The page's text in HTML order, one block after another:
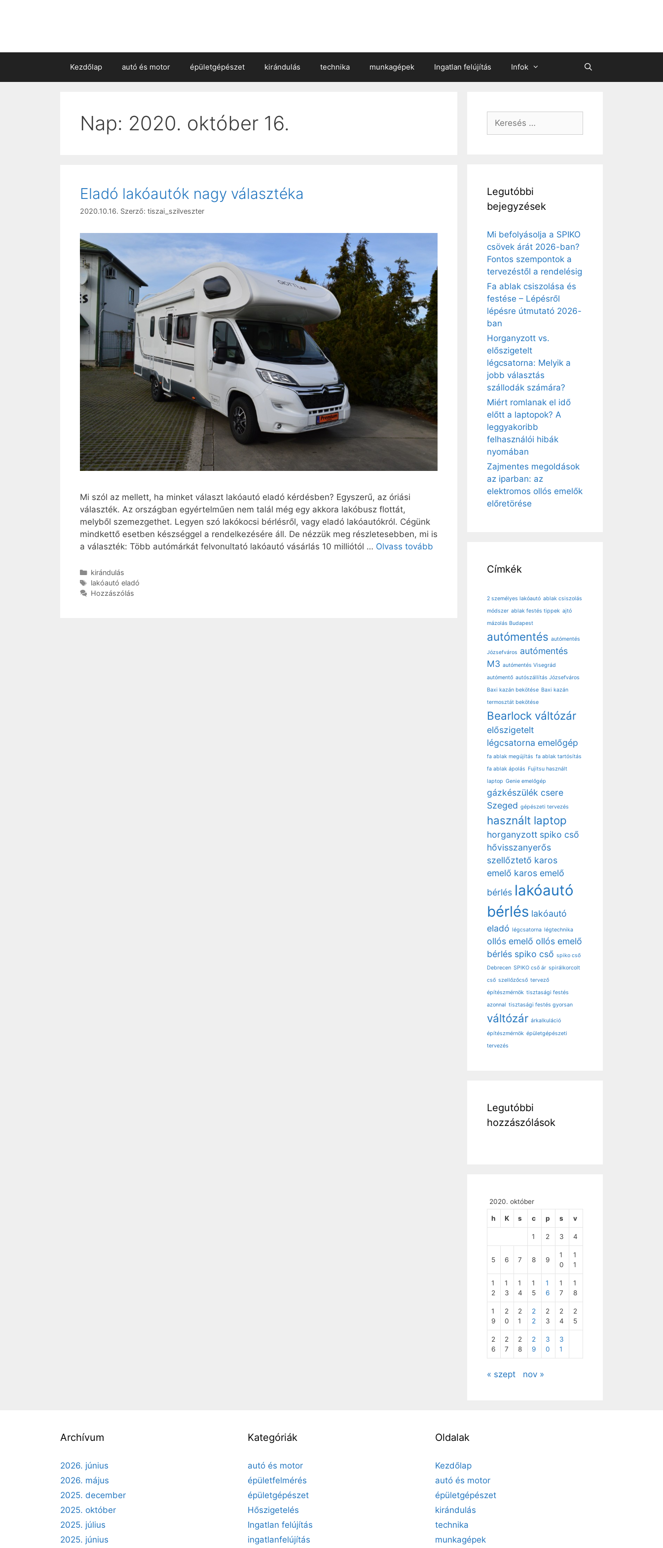
Kezdőlap autó és motor épületgépészet kirándulás technika munkagépek Ingatlan felújítás Infok
Nap: 2020. október 16.
Eladó lakóautók nagy választéka
2020.10.16. Szerző: tiszai_szilveszter
Mi szól az mellett, ha minket választ lakóautó eladó kérdésben? Egyszerű, az óriási
választék. Az országban egyértelműen nem talál még egy akkora lakóbusz flottát,
melyből szemezgethet. Legyen szó lakókocsi bérlésről, vagy eladó lakóautókról. Cégünk
mindkettő esetben készséggel a rendelkezésére áll. De nézzük meg részletesebben, mi is
a választék: Több autómárkát felvonultató lakóautó vásárlás 10 milliótól … Olvass tovább
Kategória
kirándulás
Címkék
lakóautó eladó
Hozzászólás
Keresés:
Legutóbbi
bejegyzések
Mi befolyásolja a SPIKO
csövek árát 2026-ban?
Fontos szempontok a
tervezéstől a rendelésig
Fa ablak csiszolása és
festése – Lépésről
lépésre útmutató 2026-
ban
Horganyzott vs.
előszigetelt
légcsatorna: Melyik a
jobb választás
szállodák számára?
Miért romlanak el idő
előtt a laptopok? A
leggyakoribb
felhasználói hibák
nyomában
Zajmentes megoldások
az iparban: az
elektromos ollós emelők
előretörése
Címkék
2 személyes lakóautó ablak csiszolás
módszer ablak festés tippek ajtó
mázolás Budapest
autómentés autómentés
Józsefváros autómentés
M3 autómentés Visegrád
autómentő autószállítás Józsefváros
Baxi kazán bekötése Baxi kazán
termosztát bekötése
Bearlock váltózár
előszigetelt
légcsatorna emelőgép
fa ablak megújítás fa ablak tartósítás
fa ablak ápolás Fujitsu használt
laptop Genie emelőgép
gázkészülék csere
Szeged gépészeti tervezés
használt laptop
horganyzott spiko cső
hővisszanyerős
szellőztető karos
emelő karos emelő
bérlés lakóautó
bérlés lakóautó
eladó légcsatorna légtechnika
ollós emelő ollós emelő
bérlés spiko cső spiko cső
Debrecen SPIKO cső ár spirálkorcolt
cső szellőzőcső tervező
építészmérnök tisztasági festés
azonnal tisztasági festés gyorsan
váltózár árkalkuláció
építészmérnök épületgépészeti
tervezés
Legutóbbi
hozzászólások
2020. október
h K s c p s v
1 2 3 4
5 6 7 8 9
1
0
1
1
1
2
1
3
1
4
1
5
1
6
1
7
1
8
1
9
2
0
2
1
2
2
2
3
2
4
2
5
2
6
2
7
2
8
2
9
3
0
3
1
« szept nov »
Archívum
2026. június
2026. május
2025. december
2025. október
2025. július
2025. június
Kategóriák
autó és motor
épületfelmérés
épületgépészet
Hőszigetelés
Ingatlan felújítás
ingatlanfelújítás
Oldalak
Kezdőlap
autó és motor
épületgépészet
kirándulás
technika
munkagépek